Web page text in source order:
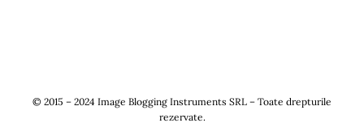
© 2015 – 2024 Image Blogging Instruments SRL – Toate drepturile
rezervate.